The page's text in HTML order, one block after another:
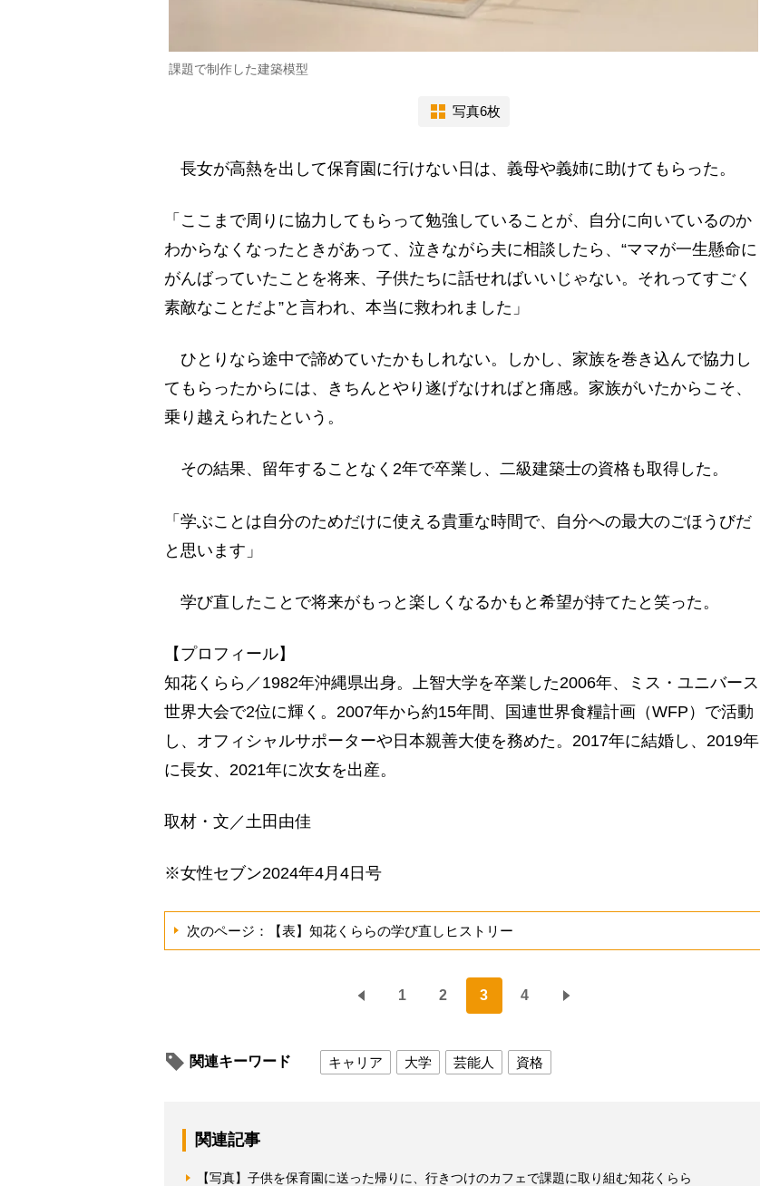
課題で制作した建築模型
写真6枚
長女が高熱を出して保育園に行けない日は、義母や義姉に助けてもらった。
「ここまで周りに協力してもらって勉強していることが、自分に向いているのか
わからなくなったときがあって、泣きながら夫に相談したら、“ママが一生懸命に
がんばっていたことを将来、子供たちに話せればいいじゃない。それってすごく
素敵なことだよ”と言われ、本当に救われました」
ひとりなら途中で諦めていたかもしれない。しかし、家族を巻き込んで協力し
てもらったからには、きちんとやり遂げなければと痛感。家族がいたからこそ、
乗り越えられたという。
その結果、留年することなく2年で卒業し、二級建築士の資格も取得した。
「学ぶことは自分のためだけに使える貴重な時間で、自分への最大のごほうびだ
と思います」
学び直したことで将来がもっと楽しくなるかもと希望が持てたと笑った。
【プロフィール】
知花くらら／1982年沖縄県出身。上智大学を卒業した2006年、ミス・ユニバース
世界大会で2位に輝く。2007年から約15年間、国連世界食糧計画（WFP）で活動
し、オフィシャルサポーターや日本親善大使を務めた。2017年に結婚し、2019年
に長女、2021年に次女を出産。
取材・文／土田由佳
※女性セブン2024年4月4日号
次のページ：【表】知花くららの学び直しヒストリー
1 2 3 4
関連キーワード キャリア 大学 芸能人 資格
関連記事
【写真】子供を保育園に送った帰りに、行きつけのカフェで課題に取り組む知花くらら